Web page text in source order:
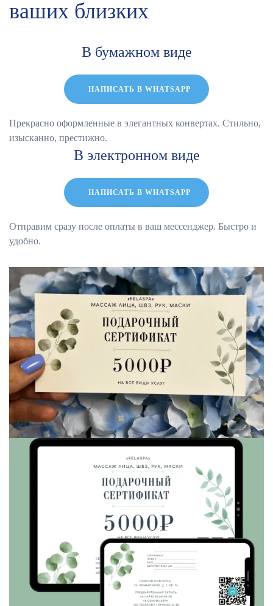
ваших близких
В бумажном виде
НАПИСАТЬ В WHATSAPP
Прекрасно оформленные в элегантных конвертах. Стильно,
изысканно, престижно.
В электронном виде
НАПИСАТЬ В WHATSAPP
Отправим сразу после оплаты в ваш мессенджер. Быстро и
удобно.